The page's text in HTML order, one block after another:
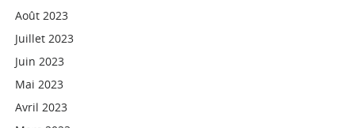
Août 2023
Juillet 2023
Juin 2023
Mai 2023
Avril 2023